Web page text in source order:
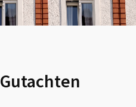
Gutachten